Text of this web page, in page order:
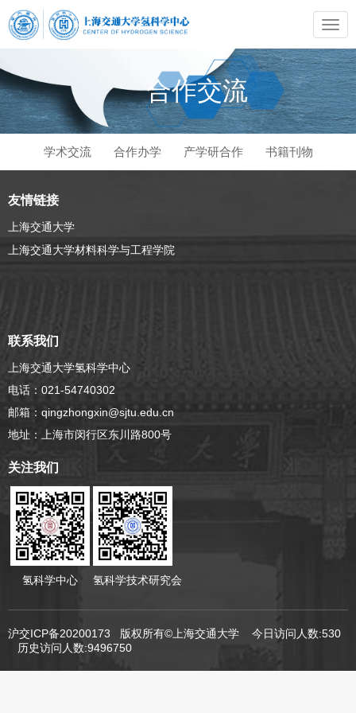
合作交流
学术交流 合作办学 产学研合作 书籍刊物
友情链接
上海交通大学
上海交通大学材料科学与工程学院
联系我们
上海交通大学氢科学中心
电话：021-54740302
邮箱：qingzhongxin@sjtu.edu.cn
地址：上海市闵行区东川路800号
关注我们
氢科学中心 氢科学技术研究会
沪交ICP备20200173 版权所有©上海交通大学
今日访问人数:530
历史访问人数:9496750